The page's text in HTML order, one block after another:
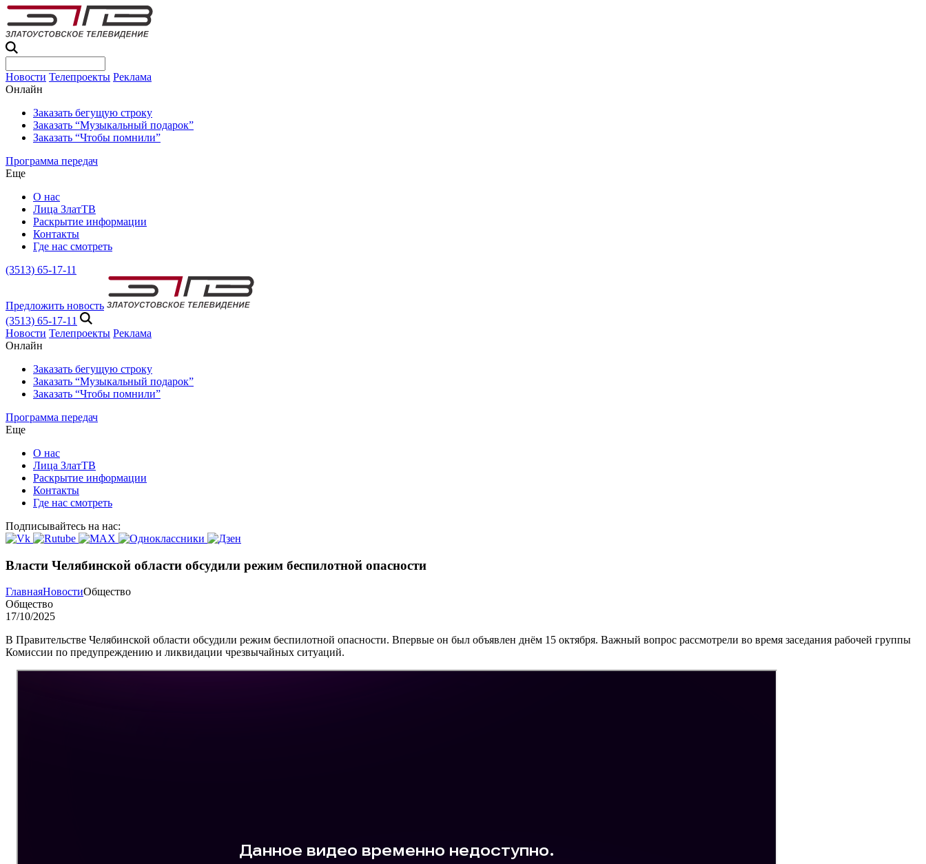
Новости Телепроекты Реклама
Онлайн
Заказать бегущую строку
Заказать “Музыкальный подарок”
Заказать “Чтобы помнили”
Программа передач
Еще
О нас
Лица ЗлатТВ
Раскрытие информации
Контакты
Где нас смотреть
(3513) 65-17-11
Предложить новость
(3513) 65-17-11
Новости Телепроекты Реклама
Онлайн
Заказать бегущую строку
Заказать “Музыкальный подарок”
Заказать “Чтобы помнили”
Программа передач
Еще
О нас
Лица ЗлатТВ
Раскрытие информации
Контакты
Где нас смотреть
Подписывайтесь на нас:
Власти Челябинской области обсудили режим беспилотной опасности
ГлавнаяНовостиОбщество
Общество
17/10/2025
В Правительстве Челябинской области обсудили режим беспилотной опасности. Впервые он был объявлен днём 15 октября. Важный вопрос рассмотрели во время заседания рабочей группы
Комиссии по предупреждению и ликвидации чрезвычайных ситуаций.